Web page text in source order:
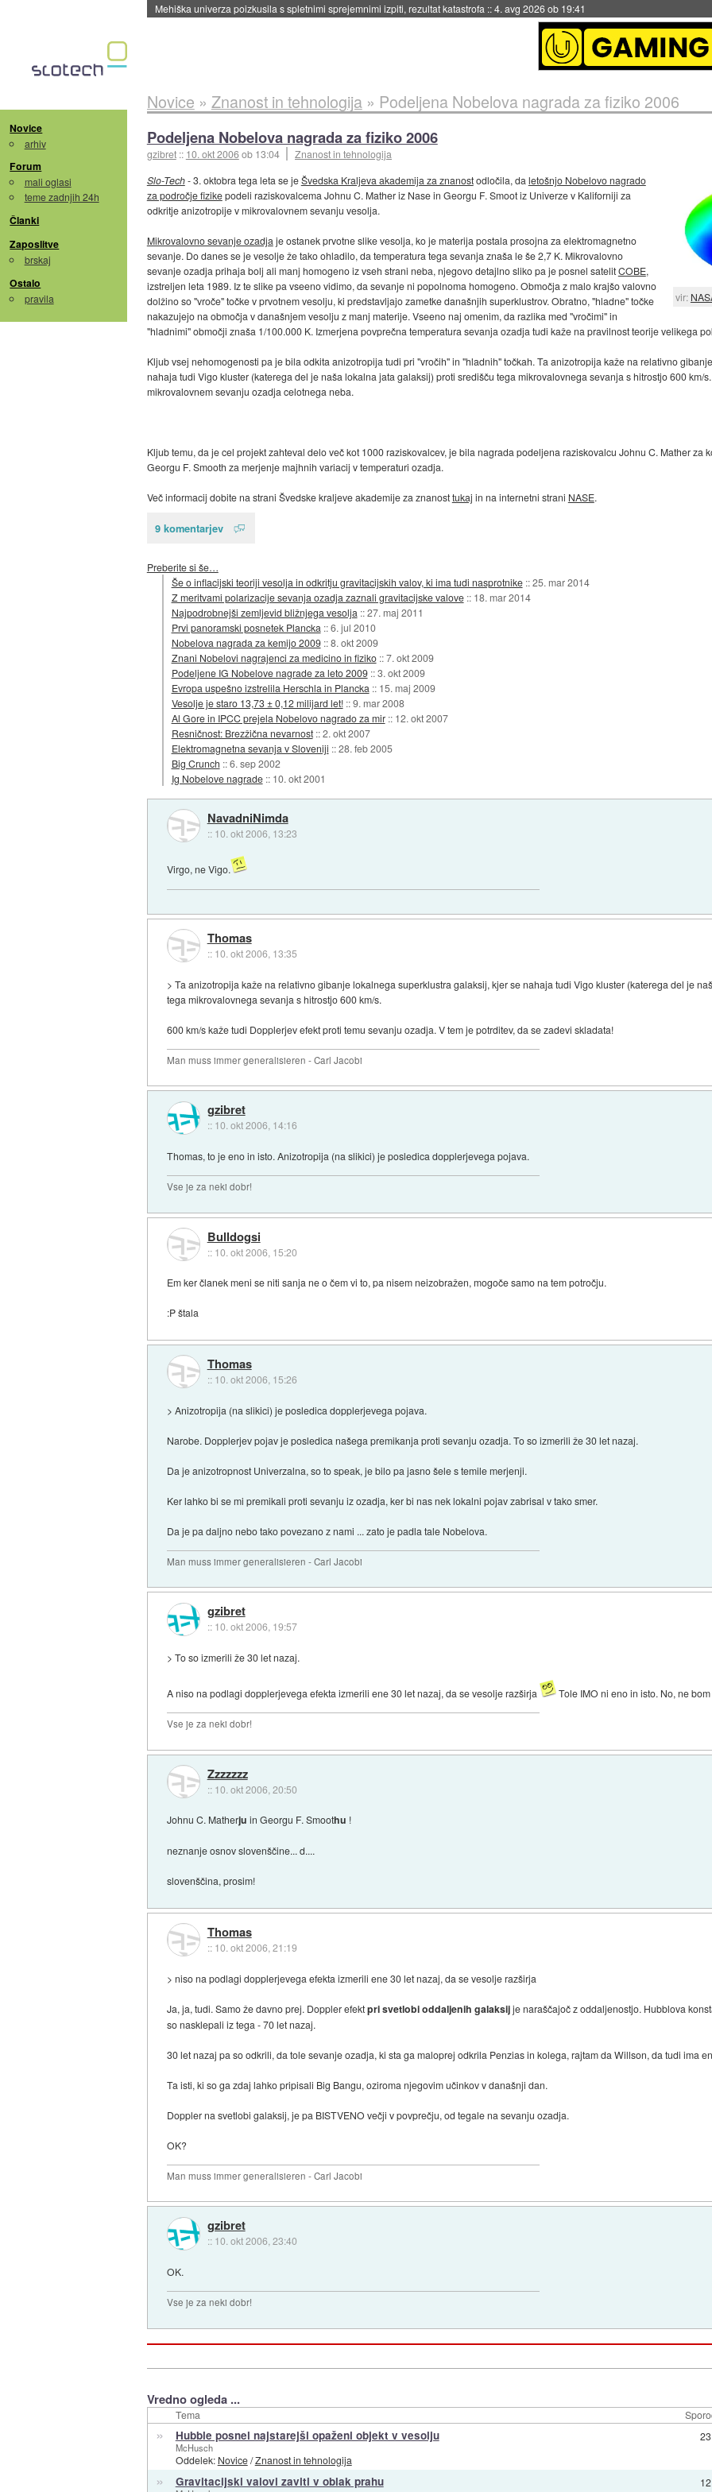
Mehiška univerza poizkusila s spletnimi sprejemnimi izpiti, rezultat katastrofa ::4. avg 2026 ob 19:41
Novice
arhiv
Forum
mali oglasi
teme zadnjih 24h
Članki
Zaposlitve
brskaj
Ostalo
pravila
Novice » Znanost in tehnologija» Podeljena Nobelova nagrada za fiziko 2006
Podeljena Nobelova nagrada za fiziko 2006
gzibret :: 10. okt 2006ob 13:04 Znanost in tehnologija
vir:
Slo-Tech- 3. oktobra tega leta se jeŠvedska Kraljeva akademija za znanostodločila, da letošnjo Nobelovo nagrado
za področje fizikepodeli raziskovalcema Johnu C. Mather iz Nase in Georgu F. Smoot iz Univerze v Kaliforniji za
odkritje anizotropije v mikrovalovnem sevanju vesolja.
Mikrovalovno sevanje ozadja je ostanek prvotne slike vesolja, ko je materija postala prosojna za elektromagnetno
sevanje. Do danes se je vesolje že tako ohladilo, da temperatura tega sevanja znaša le še 2,7 K. Mikrovalovno
sevanje ozadja prihaja bolj ali manj homogeno iz vseh strani neba, njegovo detajlno sliko pa je posnel satelitCOBE,
izstreljen leta 1989. Iz te slike pa vseeno vidimo, da sevanje ni popolnoma homogeno. Območja z malo krajšo valovno
dolžino so "vroče" točke v prvotnem vesolju, ki predstavljajo zametke današnjih superklustrov. Obratno, "hladne" točke
nakazujejo na območja v današnjem vesolju z manj materije. Vseeno naj omenim, da razlika med "vročimi" in
"hladnimi" območji znaša 1/100.000 K. Izmerjena povprečna temperatura sevanja ozadja tudi kaže na pravilnost teorije velikega
Kljub vsej nehomogenosti pa je bila odkita anizotropija tudi pri "vročih" in "hladnih" točkah. Ta anizotropija kaže na relativno
nahaja tudi Vigo kluster (katerega del je naša lokalna jata galaksij) proti središču tega mikrovalovnega sevanja s hitrostjo 600 km/
mikrovalovnem sevanju ozadja celotnega neba.
Kljub temu, da je cel projekt zahteval delo več kot 1000 raziskovalcev, je bila nagrada podeljena raziskovalcu Johnu C. Mather za
Georgu F. Smooth za merjenje majhnih variacij v temperaturi ozadja.
Več informacij dobite na strani Švedske kraljeve akademije za znanosttukaj in na internetni strani NASE.
9 komentarjev
Preberite si še…
Še o inflacijski teoriji vesolja in odkritju gravitacijskih valov, ki ima tudi nasprotnike ::25. mar 2014
Z meritvami polarizacije sevanja ozadja zaznali gravitacijske valove :: 18. mar 2014
Najpodrobnejši zemljevid bližnjega vesolja ::27. maj 2011
Prvi panoramski posnetek Plancka ::6. jul 2010
Nobelova nagrada za kemijo 2009 ::8. okt 2009
Znani Nobelovi nagrajenci za medicino in fiziko ::7. okt 2009
Podeljene IG Nobelove nagrade za leto 2009 ::3. okt 2009
Evropa uspešno izstrelila Herschla in Plancka :: 15. maj 2009
Vesolje je staro 13,73 ± 0,12 milijard let! ::9. mar 2008
Al Gore in IPCC prejela Nobelovo nagrado za mir :: 12. okt 2007
Resničnost: Brezžična nevarnost ::2. okt 2007
Elektromagnetna sevanja v Sloveniji ::28. feb 2005
Big Crunch ::6. sep 2002
Ig Nobelove nagrade :: 10. okt 2001
NavadniNimda
:: 10. okt 2006, 13:23
Virgo, ne Vigo.
Thomas
:: 10. okt 2006, 13:35
> Ta anizotropija kaže na relativno gibanje lokalnega superklustra galaksij, kjer se nahaja tudi Vigo kluster (katerega del je
tega mikrovalovnega sevanja s hitrostjo 600 km/s.
600 km/s kaže tudi Dopplerjev efekt proti temu sevanju ozadja. V tem je potrditev, da se zadevi skladata!
Man muss immer generalisieren - Carl Jacobi
gzibret
:: 10. okt 2006, 14:16
Thomas, to je eno in isto. Anizotropija (na slikici) je posledica dopplerjevega pojava.
Vse je za neki dobr!
Bulldogsi
:: 10. okt 2006, 15:20
Em ker članek meni se niti sanja ne o čem vi to, pa nisem neizobražen, mogoče samo na tem potročju.
:P štala
Thomas
:: 10. okt 2006, 15:26
> Anizotropija (na slikici) je posledica dopplerjevega pojava.
Narobe. Dopplerjev pojav je posledica našega premikanja proti sevanju ozadja. To so izmerili že 30 let nazaj.
Da je anizotropnost Univerzalna, so to speak, je bilo pa jasno šele s temile merjenji.
Ker lahko bi se mi premikali proti sevanju iz ozadja, ker bi nas nek lokalni pojav zabrisal v tako smer.
Da je pa daljno nebo tako povezano z nami ... zato je padla tale Nobelova.
Man muss immer generalisieren - Carl Jacobi
gzibret
:: 10. okt 2006, 19:57
> To so izmerili že 30 let nazaj.
A niso na podlagi dopplerjevega efekta izmerili ene 30 let nazaj, da se vesolje razširja Tole IMO ni eno in isto. No, ne bom
Vse je za neki dobr!
Zzzzzzz
:: 10. okt 2006, 20:50
Johnu C. Matherju in Georgu F. Smoothu !
neznanje osnov slovenščine... d....
slovenščina, prosim!
Thomas
:: 10. okt 2006, 21:19
> niso na podlagi dopplerjevega efekta izmerili ene 30 let nazaj, da se vesolje razširja
Ja, ja, tudi. Samo že davno prej. Doppler efektpri svetlobi oddaljenih galaksijje naraščajoč z oddaljenostjo. Hubblova
so nasklepali iz tega - 70 let nazaj.
30 let nazaj pa so odkrili, da tole sevanje ozadja, ki sta ga maloprej odkrila Penzias in kolega, rajtam da Willson, da tudi ima
Ta isti, ki so ga zdaj lahko pripisali Big Bangu, oziroma njegovim učinkov v današnji dan.
Doppler na svetlobi galaksij, je pa BISTVENO večji v povprečju, od tegale na sevanju ozadja.
OK?
Man muss immer generalisieren - Carl Jacobi
gzibret
:: 10. okt 2006, 23:40
OK.
Vse je za neki dobr!
Vredno ogleda ...
Tema
» Hubble posnel najstarejši opaženi objekt v vesolju
McHusch
Oddelek: Novice/Znanost in tehnologija
23
» Gravitacijski valovi zaviti v oblak prahu 12